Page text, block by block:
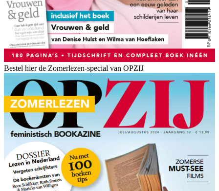
Bestel hier de Zomerlezen-special van OPZIJ